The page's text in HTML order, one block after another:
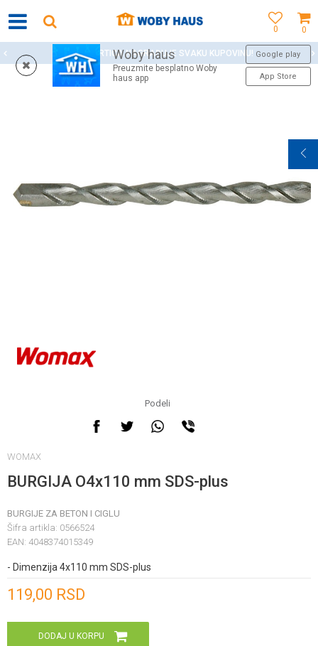
0
0
Woby haus
Preuzmite besplatno Woby
haus app
Google play
App Store
WOBY KARTICA NAGRAĐUJE SVAKU KUPOVINU!
Podeli
WOMAX
BURGIJA O4x110 mm SDS-plus
BURGIJE ZA BETON I CIGLU
Šifra artikla: 0566524
EAN: 4048374015349
- Dimenzija 4x110 mm SDS-plus
119,00 RSD
DODAJ U KORPU